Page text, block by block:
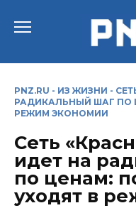
PNZ.RU - ИЗ ЖИЗНИ -
РАДИКАЛЬНЫЙ ШАГ ПО
РЕЖИМ ЭКОНОМИИ
Сеть
идет на
по ценам:
уходят в